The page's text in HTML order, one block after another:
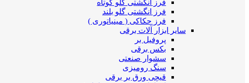
فرز انگشتی گلو کوتاه
فرز انگشتی گلو بلند
فرز حکاکی ( مینیاتوری )
سایر ابزار آلات برقی
پروفیل بر
بکس برقی
سشوار صنعتی
سنگ رومیزی
قیچی ورق بر برقی